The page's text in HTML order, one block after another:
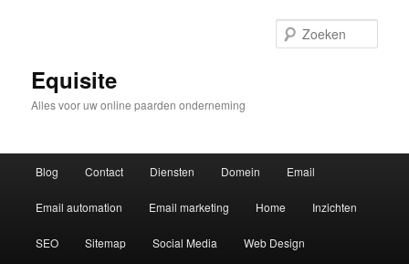
Equisite
Alles voor uw online paarden onderneming
Blog Contact Diensten Domein Email
Email automation Email marketing Home Inzichten
SEO Sitemap Social Media Web Design